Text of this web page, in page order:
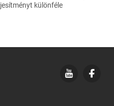
különféle